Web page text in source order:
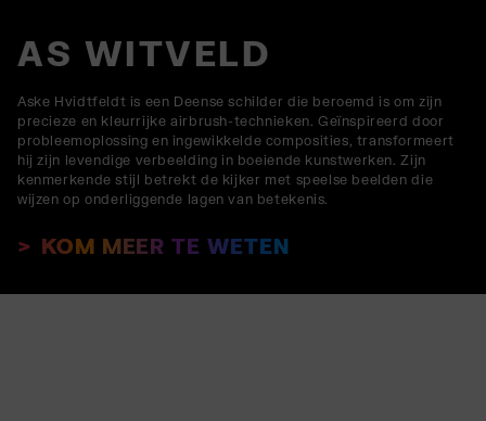
AS WITVELD
Aske Hvidtfeldt is een Deense schilder die beroemd is om zijn
precieze en kleurrijke airbrush-technieken. Geïnspireerd door
probleemoplossing en ingewikkelde composities, transformeert
hij zijn levendige verbeelding in boeiende kunstwerken. Zijn
kenmerkende stijl betrekt de kijker met speelse beelden die
wijzen op onderliggende lagen van betekenis.
KOM MEER TE WETEN